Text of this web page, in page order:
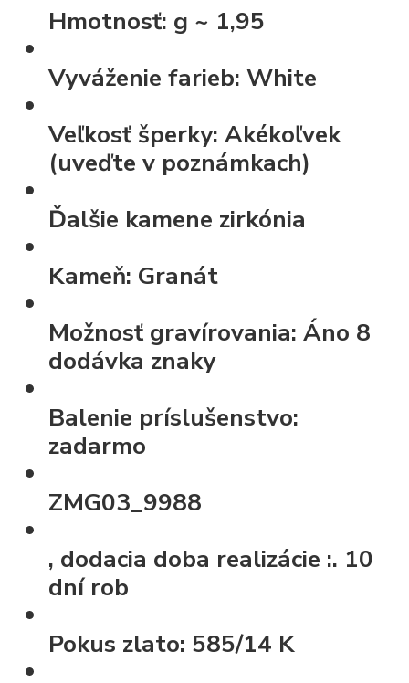
Hmotnosť: g ~ 1,95
Vyváženie farieb:White
Veľkosť šperky:Akékoľvek
(uveďte v poznámkach)
Ďalšie kamene zirkónia
Kameň: Granát
Možnosť gravírovania:Áno 8
dodávka znaky
Balenie príslušenstvo:
zadarmo
ZMG03_9988
, dodacia doba realizácie :. 10
dní rob
Pokus zlato: 585/14 K